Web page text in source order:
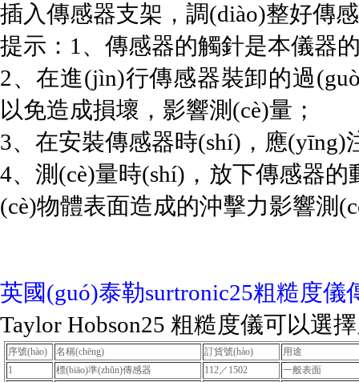
插入傳感器支架，調(diào)整好傳感
提示：1、傳感器的觸針是本儀器
2、在進(jìn)行傳感器裝卸的過(guò)
以免造成損壞，影響測(cè)量；
3、在安裝傳感器時(shí)，應
4、測(cè)量時(shí)，放下傳感器的
(cè)物體表面造成的沖擊力影響測(cè)
英國(guó)泰勒surtronic25粗糙度儀
Taylor Hobson25 粗糙度儀可以選擇
序號(hào) 名稱(chēng) 訂貨號(hào)
用途
1
標(biāo)準(zhǔn)傳感器 112／1502 一般表面